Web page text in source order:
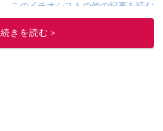
このイチオシストの他の記事を読む
続きを読む＞